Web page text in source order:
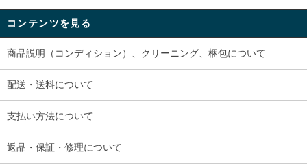
コンテンツを見る
商品説明（コンディション）、クリーニング、梱包について
配送・送料について
支払い方法について
返品・保証・修理について